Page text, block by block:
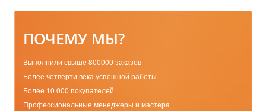
ПОЧЕМУ МЫ?
Выполнили свыше 800000 заказов
Более четверти века успешной работы
Более 10 000 покупателей
Профессиональные менеджеры и мастера